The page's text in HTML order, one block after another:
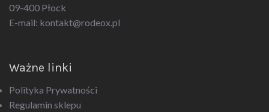
09-400 Płock
E-mail: kontakt@rodeox.pl
Ważne linki
Polityka Prywatności
Regulamin sklepu